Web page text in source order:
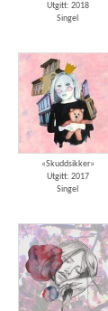
Utgitt: 2018
Singel
«Skuddsikker»
Utgitt: 2017
Singel